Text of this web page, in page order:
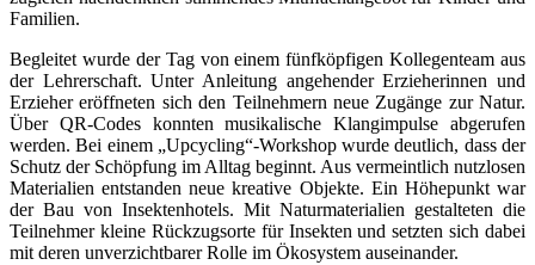
Familien.
Begleitet wurde der Tag von einem fünfköpfigen Kollegenteam aus
der Lehrerschaft. Unter Anleitung angehender Erzieherinnen und
Erzieher eröffneten sich den Teilnehmern neue Zugänge zur Natur.
Über QR-Codes konnten musikalische Klangimpulse abgerufen
werden. Bei einem „Upcycling“-Workshop wurde deutlich, dass der
Schutz der Schöpfung im Alltag beginnt. Aus vermeintlich nutzlosen
Materialien entstanden neue kreative Objekte. Ein Höhepunkt war
der Bau von Insektenhotels. Mit Naturmaterialien gestalteten die
Teilnehmer kleine Rückzugsorte für Insekten und setzten sich dabei
mit deren unverzichtbarer Rolle im Ökosystem auseinander.